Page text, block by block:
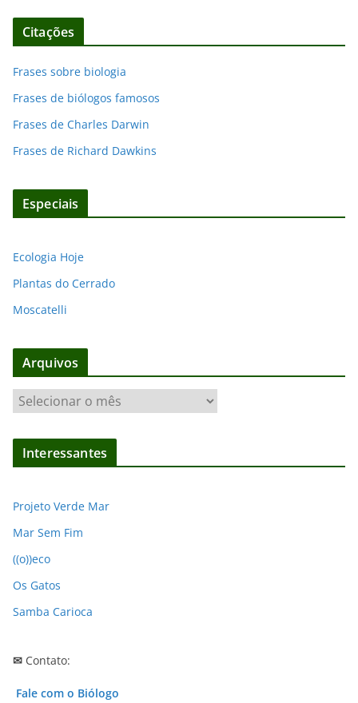
Citações
Frases sobre biologia
Frases de biólogos famosos
Frases de Charles Darwin
Frases de Richard Dawkins
Especiais
Ecologia Hoje
Plantas do Cerrado
Moscatelli
Arquivos
q
s
Interessantes
Projeto Verde Mar
Mar Sem Fim
((o))eco
Os Gatos
Samba Carioca
✉ Contato:
Fale com o Biólogo